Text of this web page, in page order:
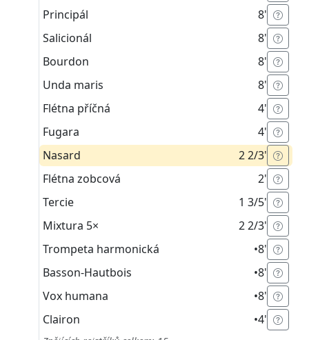
Principál
8'
Salicionál
8'
Bourdon
8'
Unda maris
8'
Flétna příčná
4'
Fugara
4'
Nasard
2 2/3'
Flétna zobcová
2'
Tercie
1 3/5'
Mixtura 5×
2 2/3'
Trompeta harmonická
•8'
Basson-Hautbois
•8'
Vox humana
•8'
Clairon
•4'